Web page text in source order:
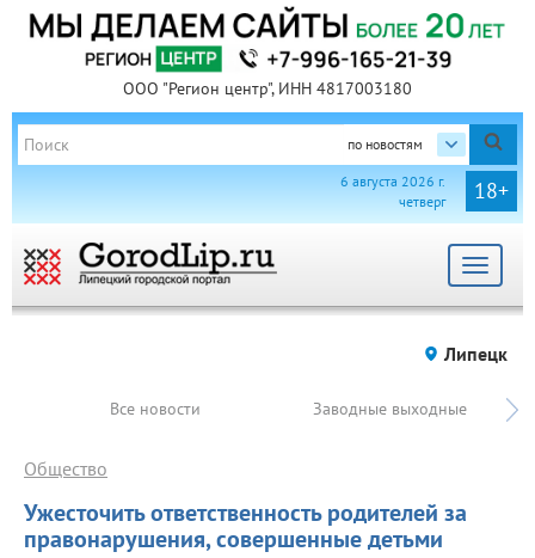
ООО "Регион центр", ИНН 4817003180
по новостям
18+
6 августа 2026 г.
четверг
Toggle
Липецк
Все новости Заводные выходные
Ужесточить ответственность родителей за
правонарушения, совершенные детьми
Общество